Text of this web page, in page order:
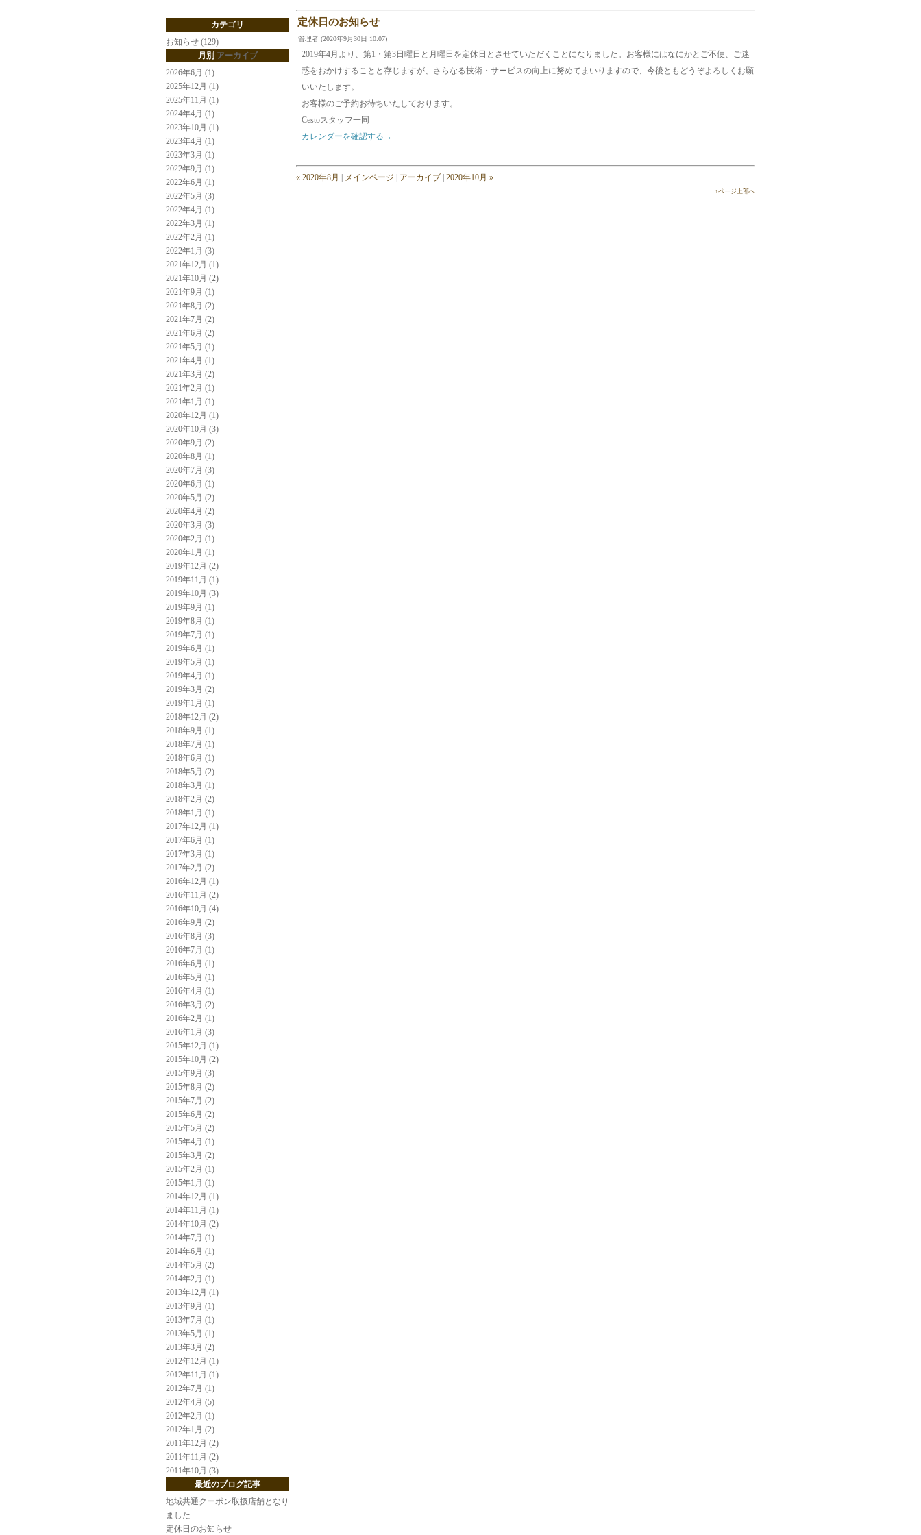
定休日のお知らせ
管理者 (2020年9月30日 10:07)
2019年4月より、第1・第3日曜日と月曜日を定休日とさせていただくことになりました。お客様にはなにかとご不便、ご迷
惑をおかけすることと存じますが、さらなる技術・サービスの向上に努めてまいりますので、今後ともどうぞよろしくお願
いいたします。
お客様のご予約お待ちいたしております。
Cestoスタッフ一同
カレンダーを確認する→
« 2020年8月 メインページ アーカイブ 2020年10月 »
↑ページ上部へ
カテゴリ
お知らせ (129)
月別 アーカイブ
2026年6月 (1)
2025年12月 (1)
2025年11月 (1)
2024年4月 (1)
2023年10月 (1)
2023年4月 (1)
2023年3月 (1)
2022年9月 (1)
2022年6月 (1)
2022年5月 (3)
2022年4月 (1)
2022年3月 (1)
2022年2月 (1)
2022年1月 (3)
2021年12月 (1)
2021年10月 (2)
2021年9月 (1)
2021年8月 (2)
2021年7月 (2)
2021年6月 (2)
2021年5月 (1)
2021年4月 (1)
2021年3月 (2)
2021年2月 (1)
2021年1月 (1)
2020年12月 (1)
2020年10月 (3)
2020年9月 (2)
2020年8月 (1)
2020年7月 (3)
2020年6月 (1)
2020年5月 (2)
2020年4月 (2)
2020年3月 (3)
2020年2月 (1)
2020年1月 (1)
2019年12月 (2)
2019年11月 (1)
2019年10月 (3)
2019年9月 (1)
2019年8月 (1)
2019年7月 (1)
2019年6月 (1)
2019年5月 (1)
2019年4月 (1)
2019年3月 (2)
2019年1月 (1)
2018年12月 (2)
2018年9月 (1)
2018年7月 (1)
2018年6月 (1)
2018年5月 (2)
2018年3月 (1)
2018年2月 (2)
2018年1月 (1)
2017年12月 (1)
2017年6月 (1)
2017年3月 (1)
2017年2月 (2)
2016年12月 (1)
2016年11月 (2)
2016年10月 (4)
2016年9月 (2)
2016年8月 (3)
2016年7月 (1)
2016年6月 (1)
2016年5月 (1)
2016年4月 (1)
2016年3月 (2)
2016年2月 (1)
2016年1月 (3)
2015年12月 (1)
2015年10月 (2)
2015年9月 (3)
2015年8月 (2)
2015年7月 (2)
2015年6月 (2)
2015年5月 (2)
2015年4月 (1)
2015年3月 (2)
2015年2月 (1)
2015年1月 (1)
2014年12月 (1)
2014年11月 (1)
2014年10月 (2)
2014年7月 (1)
2014年6月 (1)
2014年5月 (2)
2014年2月 (1)
2013年12月 (1)
2013年9月 (1)
2013年7月 (1)
2013年5月 (1)
2013年3月 (2)
2012年12月 (1)
2012年11月 (1)
2012年7月 (1)
2012年4月 (5)
2012年2月 (1)
2012年1月 (2)
2011年12月 (2)
2011年11月 (2)
2011年10月 (3)
最近のブログ記事
地域共通クーポン取扱店舗となり
ました
定休日のお知らせ